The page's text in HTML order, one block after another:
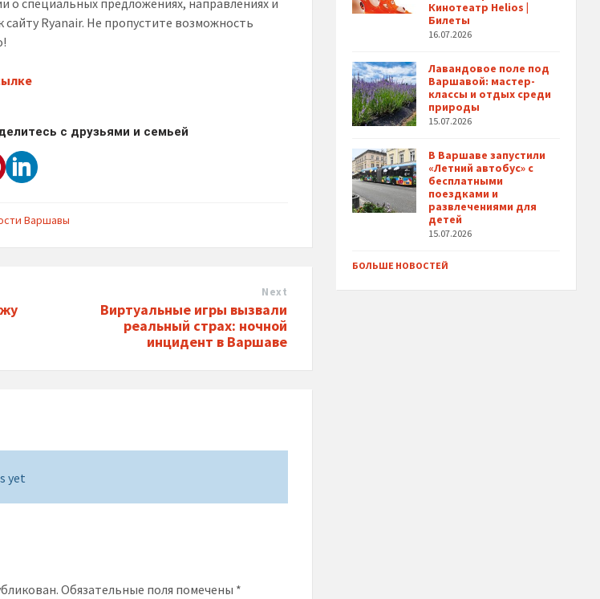
сайту Ryanair. Не пропустите возможность
с друзьями и семьей
Варшавы
Next
Виртуальные игры вызвали
реальный страх: ночной
инцидент в Варшаве
yet
Обязательные поля помечены *
Кинотеатр Helios |
Билеты
16.07.2026
Лавандовое поле под
Варшавой: мастер-
классы и отдых среди
природы
15.07.2026
В Варшаве запустили
«Летний автобус» с
бесплатными
поездками и
развлечениями для
детей
15.07.2026
БОЛЬШЕ НОВОСТЕЙ